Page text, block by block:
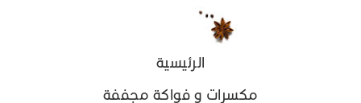
الرئيسية
مكسرات و فواكة مجففة